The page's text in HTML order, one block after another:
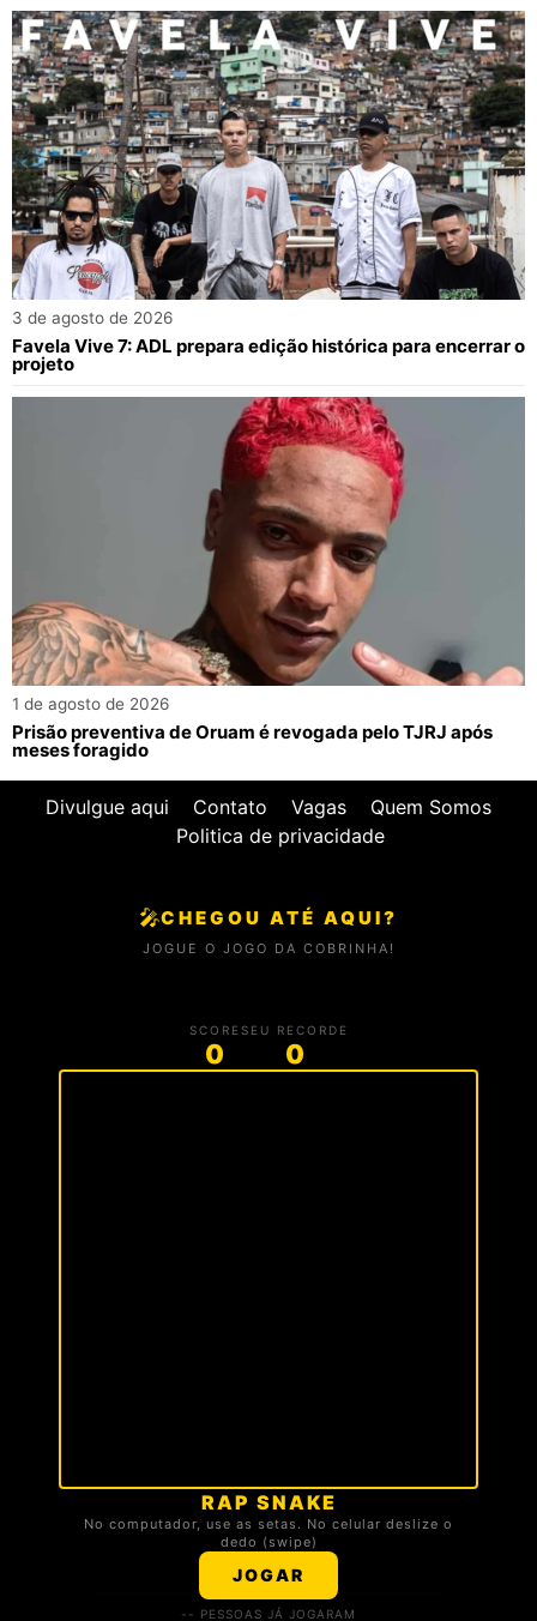
3 de agosto de 2026
Favela Vive 7: ADL prepara edição histórica para encerrar o
projeto
1 de agosto de 2026
Prisão preventiva de Oruam é revogada pelo TJRJ após
meses foragido
Divulgue aqui Contato Vagas
Quem Somos
Politica de privacidade
🎤CHEGOU ATÉ AQUI?
JOGUE O JOGO DA COBRINHA!
SCORE
0
SEU RECORDE
0
RAP SNAKE
No computador, use as setas. No celular deslize o
dedo (swipe)
JOGAR
🏆 TOP 3 DA TROPA
Carregando ranking...
-- PESSOAS JÁ JOGARAM